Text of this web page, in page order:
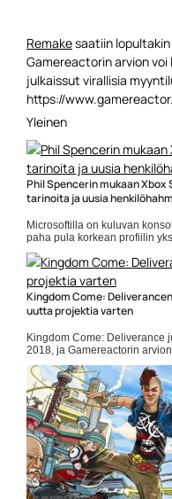
Remakesaatiin
Gamereactorin arvion voi
julkaissut virallisia
https://
Yleinen
Phil Spencerin mukaan
tarinoita ja uusia
Microsoftilla on kuluvan
paha pula korkean profiilin
Monien mielestä Microsoft
kaikkea... ]]> Lue koko
https://www.gamereactor.fi/
Yleinen
Kingdom Come:
uutta projektia varten
Kingdom Come: Deliverance
2018, ja Gamereactorin
ollut menestys, ja kehittäjä
kunnianhimo on... ]]> Lue
https://www.gamereactor.fi/
Yleinen